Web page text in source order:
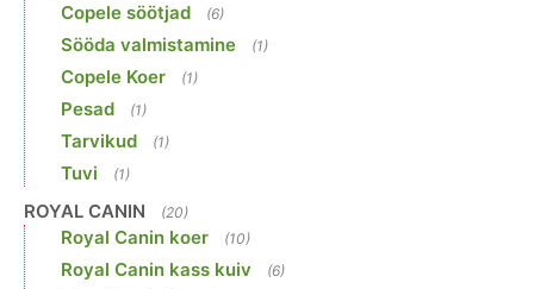
Copele söötjad (6)
Sööda valmistamine (1)
Copele Koer (1)
Pesad (1)
Tarvikud (1)
Tuvi (1)
ROYAL CANIN (20)
Royal Canin koer (10)
Royal Canin kass kuiv (6)